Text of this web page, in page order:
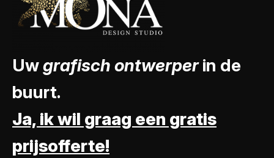
Uwgrafisch ontwerperin de
buurt.
Ja, ik wil graag een gratis
prijsofferte!